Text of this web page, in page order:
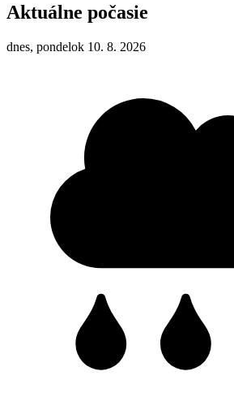
Aktuálne počasie
dnes, pondelok 10. 8. 2026